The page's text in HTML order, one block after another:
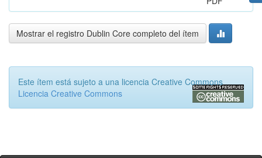
Mostrar el registro Dublin Core completo del ítem
Este ítem está sujeto a una licencia Creative Commons
Licencia Creative Commons